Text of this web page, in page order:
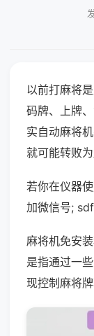
以前打麻将
码牌、上牌
实自动麻将
就可能转败为
若你在仪器
加微信号;
麻将机免安
是指通过一
现控制麻将